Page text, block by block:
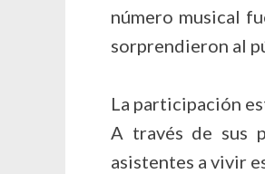
número musical
sorprendieron al
La participación
A través de sus
asistentes a vivir